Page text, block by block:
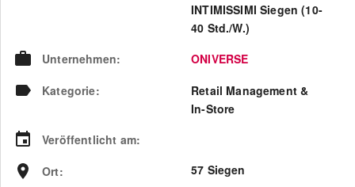
INTIMISSIMI Siegen (10-
40 Std./W.)
Unternehmen:
ONIVERSE
Kategorie:
Retail Management &
In-Store
Veröffentlicht am:
Ort: 57 Siegen